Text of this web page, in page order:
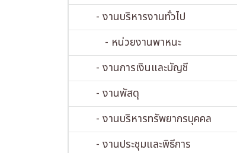
- งานบริหารงานทั่วไป
- หน่วยงานพาหนะ
- งานการเงินและบัญชี
- งานพัสดุ
- งานบริหารทรัพยากรบุคคล
- งานประชุมและพิธีการ